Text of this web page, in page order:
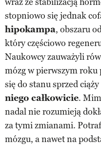
stopniowo się jednak
hipokampa, obszaru
który częściowo
Naukowcy zauważyli
mózg w pierwszym roku
się do stanu sprzed
niego całkowicie.
nadal nie rozumieją
za tymi zmianami.
mózgu, a nawet na